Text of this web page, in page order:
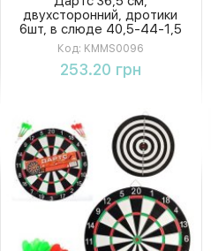
двухсторонний, дротики
6шт, в слюде 40,5-44-1,5
см KMMS0096
Код: KMMS0096
253.20 грн
Купить